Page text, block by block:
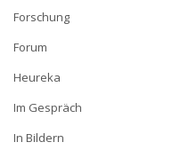
Forschung
Forum
Heureka
Im Gespräch
In Bildern